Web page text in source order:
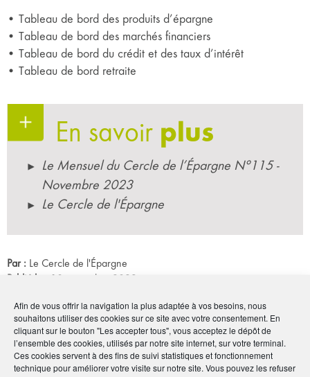
Afin de vous offrir la navigation la plus adaptée à vos besoins, nous
souhaitons utiliser des cookies sur ce site avec votre consentement. En
cliquant sur le bouton "Les accepter tous", vous acceptez le dépôt de
l’ensemble des cookies, utilisés par notre site internet, sur votre terminal.
Ces cookies servent à des fins de suivi statistiques et fonctionnement
technique pour améliorer votre visite sur notre site. Vous pouvez les refuser
• Tableau de bord des produits d’épargne
• Tableau de bord des marchés financiers
• Tableau de bord du crédit et des taux d’intérêt
• Tableau de bord retraite
En savoir plus
Le Mensuel du Cercle de l’Épargne N°115 -
Novembre 2023
Le Cercle de l'Épargne
Par : Le Cercle de l'Épargne
Publié le :
10 novembre 2023
Noter 3/5 2votes
Imprimer